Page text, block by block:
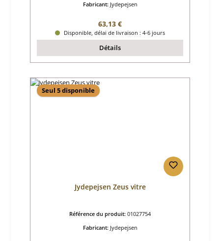
Fabricant: Jydepejsen
Prix régulier :
63,13 €
Disponible, délai de livraison : 4-6 jours
Détails
Seul 5 disponible
Jydepejsen Zeus vitre
Référence du produit: 01027754
Fabricant: Jydepejsen